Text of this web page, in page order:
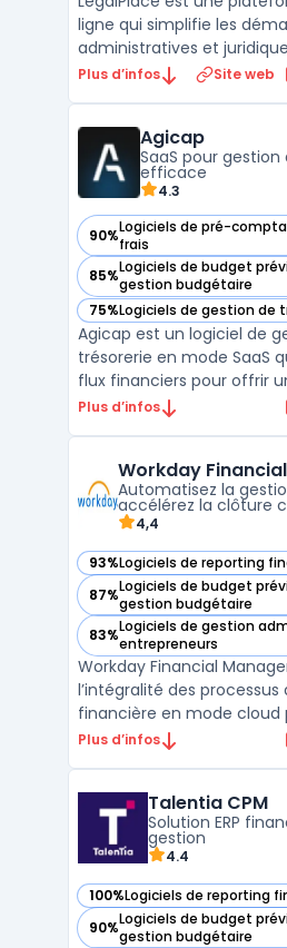
ligne qui simplifie les
administratives et
entrepreneurs,
la domiciliation
contrats et ...
Plus d’infos Site web
Agicap
SaaS pour
efficace
4.3
90%Logiciels de pré-
frais
— voir Agicap dans cette
85%Logiciels de budget
gestion budgétaire
— voir Agicap dans cette
75%Logiciels de gestion de
— voir Agicap dans cette
Agicap est un logiciel de
trésorerie en mode SaaS
flux financiers pour offrir
continue sur le cash.
fiabilise le suivi de
sy ...
Plus d’infos
Workday
Automatisez la
accélérez la clôture
4,4
93%Logiciels de reporting
— voir Workday Financial
87%Logiciels de budget
gestion budgétaire
— voir Workday Financial
83%Logiciels de gestion
entrepreneurs
— voir Workday Financial
Workday Financial
l’intégralité des processus
financière en mode cloud
entreprises de taille
de trésorerie et à l’analyse
équipes dis ...
Plus d’infos
Talentia CPM
Solution ERP
gestion
4.4
100%Logiciels de reporting
— voir Talentia CPM dans
90%Logiciels de budget
gestion budgétaire
— voir Talentia CPM dans